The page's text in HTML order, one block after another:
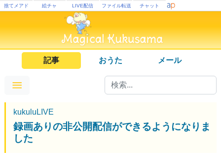
捨てメアド 絵チャ LIVE配信 ファイル転送 チャット
記事 おうた メール
kukuluLIVE
録画ありの非公開配信ができるようになりま
した